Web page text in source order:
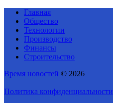
Главная
Общество
Технологии
Производство
Финансы
Строительство
Время новостей © 2026
Политика конфиденциальности